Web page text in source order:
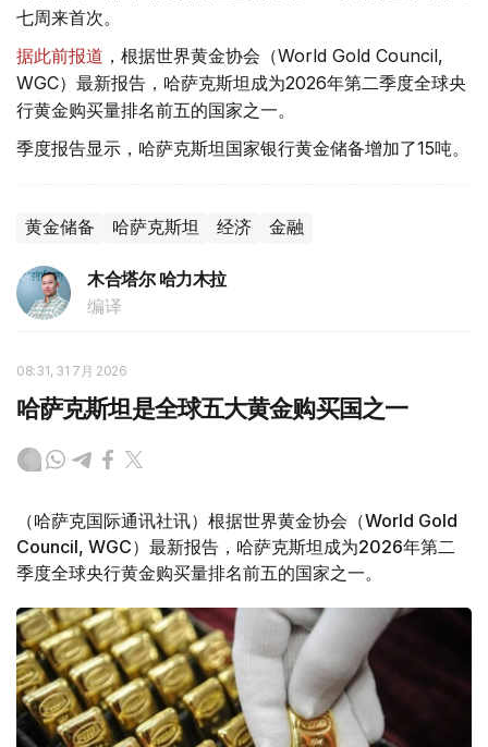
七周来首次。
据此前报道 ，根据世界黄金协会（World Gold Council,
WGC）最新报告，哈萨克斯坦成为2026年第二季度全球央
行黄金购买量排名前五的国家之一。
季度报告显示，哈萨克斯坦国家银行黄金储备增加了15吨。
黄金储备 哈萨克斯坦 经济 金融
木合塔尔 哈力木拉
编译
08:31, 31 7月 2026
哈萨克斯坦是全球五大黄金购买国之一
（哈萨克国际通讯社讯）根据世界黄金协会（World Gold
Council, WGC）最新报告，哈萨克斯坦成为2026年第二
季度全球央行黄金购买量排名前五的国家之一。